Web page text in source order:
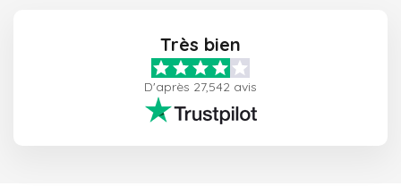
Très bien
D'après 27,542 avis